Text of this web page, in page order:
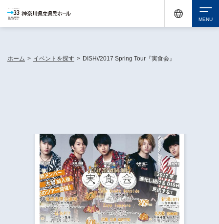
・ イベント一覧
・ イベントカレンダー
休館中の県民ホールについて
・ 施設概要
・ パイプオルガン
神奈川県立県民ホールSNS
​​​​​​​​​​​​​神奈川県立県民ホール
ホーム > イベントを探す > DISH//2017 Spring Tour『実食会』